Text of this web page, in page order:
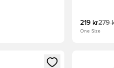
219 kr279
One Size
logga in eller registrera dig
Öppnar